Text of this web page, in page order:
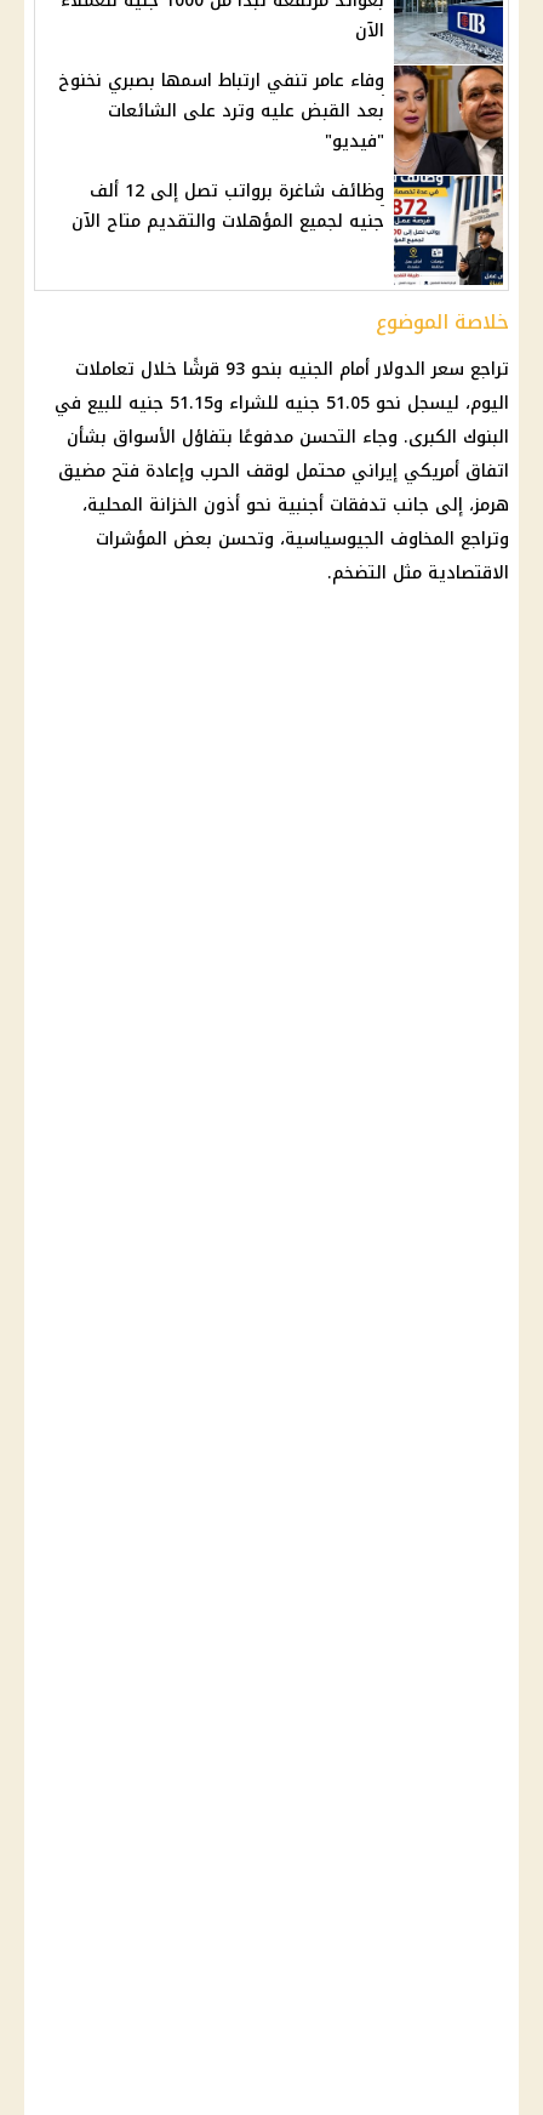
الآن
وفاء عامر تنفي ارتباط اسمها بصبري نخنوخ
بعد القبض عليه وترد على الشائعات
"فيديو"
وظائف شاغرة برواتب تصل إلى 12 ألف
جنيه لجميع المؤهلات والتقديم متاح الآن
خلاصة الموضوع
تراجع سعر الدولار أمام الجنيه
بنحو 93 قرشًا خلال تعاملات
اليوم، ليسجل نحو 51.05 جنيه للشراء و51.15 جنيه للبيع في
البنوك الكبرى. وجاء التحسن مدفوعًا بتفاؤل الأسواق بشأن
اتفاق أمريكي إيراني محتمل لوقف الحرب وإعادة فتح مضيق
هرمز، إلى جانب تدفقات أجنبية نحو أذون الخزانة المحلية،
وتراجع المخاوف الجيوسياسية، وتحسن بعض المؤشرات
الاقتصادية مثل التضخم.